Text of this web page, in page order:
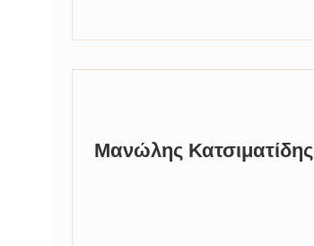
Μανώλης Κατσιματίδης